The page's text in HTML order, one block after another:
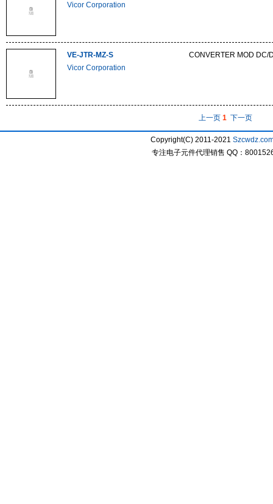
Vicor Corporation
VE-JTR-MZ-S
Vicor Corporation
CONVERTER MOD DC/
上一页 1 下一页
Copyright(C) 2011-2021
专注电子元件代理销售 QQ：